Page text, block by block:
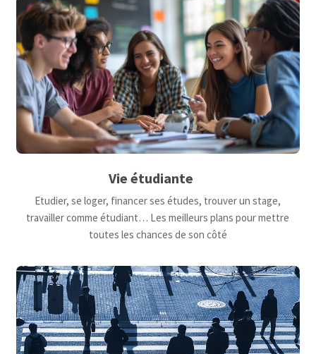
Vie étudiante
Etudier, se loger, financer ses études, trouver un stage,
travailler comme étudiant… Les meilleurs plans pour mettre
toutes les chances de son côté